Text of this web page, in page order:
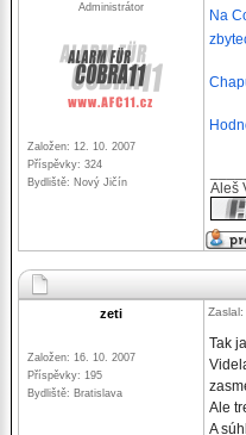
Administrátor
Založen: 12. 10. 2007
Příspěvky: 324
Bydliště: Nový Jičín
Na
Aleš
zeti
Založen: 16. 10. 2007
Příspěvky: 195
Bydliště: Bratislava
Tak
Ale
A